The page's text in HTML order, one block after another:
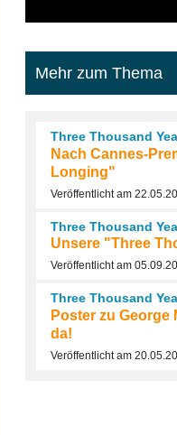
Mehr zum Thema
Three Thousand
Nach Cannes-
Longing"
Veröffentlicht am
Three Thousand
Unsere "Three
Veröffentlicht am
Three Thousand
Poster zu
da!
Veröffentlicht am